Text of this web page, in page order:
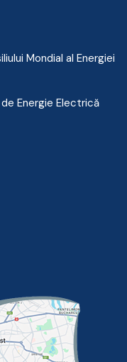
Mondial al Energiei
Energie Electrică